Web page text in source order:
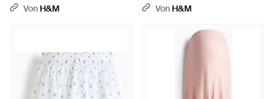
Von H&M
- Grün
Von H&M